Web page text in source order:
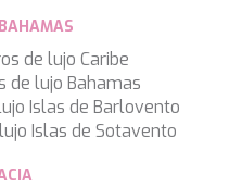
de lujo Caribe
de lujo Bahamas
Islas de Barlovento
Islas de Sotavento